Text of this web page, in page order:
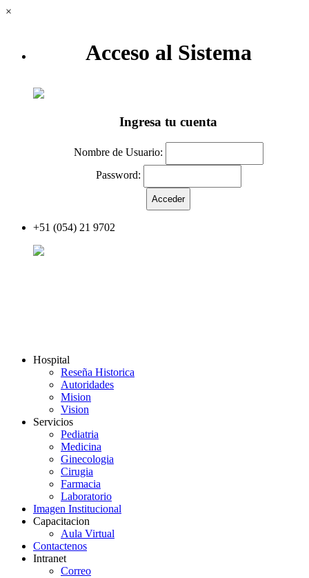
×
Acceso al Sistema
Ingresa tu cuenta
Nombre de Usuario:
Password:
+51 (054) 21 9702
Hospital
Reseña Historica
Autoridades
Mision
Vision
Servicios
Pediatria
Medicina
Ginecologia
Cirugia
Farmacia
Laboratorio
Imagen Institucional
Capacitacion
Aula Virtual
Contactenos
Intranet
Correo